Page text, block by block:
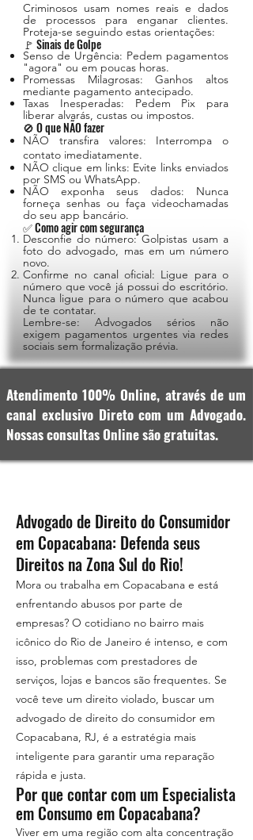
Criminosos usam nomes reais e dados
de processos para enganar clientes.
Proteja-se seguindo estas orientações:
🚩 Sinais de Golpe
Senso de Urgência: Pedem pagamentos
"agora" ou em poucas horas.
Promessas Milagrosas: Ganhos altos
mediante pagamento antecipado.
Taxas Inesperadas: Pedem Pix para
liberar alvarás, custas ou impostos.
🚫 O que NÃO fazer
NÃO transfira valores: Interrompa o
contato imediatamente.
NÃO clique em links: Evite links enviados
por SMS ou WhatsApp.
NÃO exponha seus dados: Nunca
forneça senhas ou faça videochamadas
do seu app bancário.
✅ Como agir com segurança
Desconfie do número: Golpistas usam a
foto do advogado, mas em um número
novo.
Confirme no canal oficial: Ligue para o
número que você já possui do escritório.
Nunca ligue para o número que acabou
de te contatar.
Lembre-se: Advogados sérios não
exigem pagamentos urgentes via redes
sociais sem formalização prévia.
Atendimento 100% Online, através de um
canal exclusivo Direto com um Advogado.
Nossas consultas Online são gratuitas.
Advogado de Direito do Consumidor
em Copacabana: Defenda seus
Direitos na Zona Sul do Rio!
Mora ou trabalha em Copacabana e está
enfrentando abusos por parte de
empresas? O cotidiano no bairro mais
icônico do Rio de Janeiro é intenso, e com
isso, problemas com prestadores de
serviços, lojas e bancos são frequentes. Se
você teve um direito violado, buscar um
advogado de direito do consumidor em
Copacabana, RJ, é a estratégia mais
inteligente para garantir uma reparação
rápida e justa.
Por que contar com um Especialista
em Consumo em Copacabana?
Viver em uma região com alta concentração